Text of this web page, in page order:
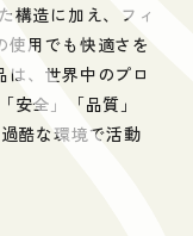
構造に加え、フィ
使用でも快適さを
、世界中のプロ
安全」「品質」
酷な環境で活動